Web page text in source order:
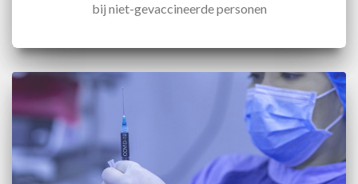
bij niet-gevaccineerde personen